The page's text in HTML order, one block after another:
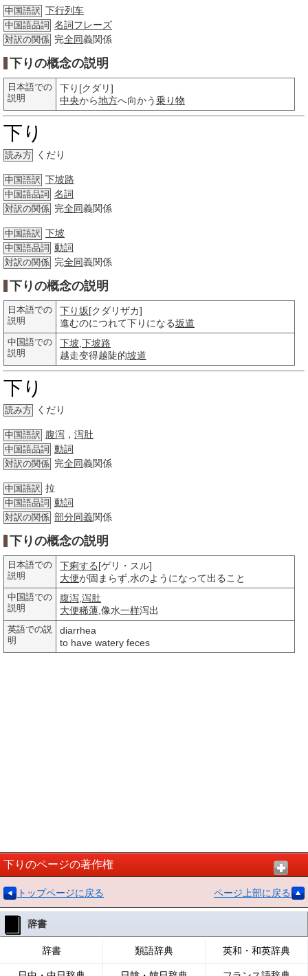
中国語訳 下行列车
中国語品詞 名詞フレーズ
対訳の関係 完全同義関係
下りの概念の説明
日本語での
説明
下り[クダリ]
中央から地方へ向かう乗り物
下り
読み方 くだり
中国語訳 下坡路
中国語品詞 名詞
対訳の関係 完全同義関係
中国語訳 下坡
中国語品詞 動詞
対訳の関係 完全同義関係
下りの概念の説明
日本語での
説明
下り坂[クダリザカ]
進むのにつれて下りになる坂道
中国語での
説明
下坡 下坡路
越走变得越陡的坡道
下り
読み方 くだり
中国語訳 腹泻 ， 泻肚
中国語品詞 動詞
対訳の関係 完全同義関係
中国語訳 拉
中国語品詞 動詞
対訳の関係 部分同義関係
下りの概念の説明
日本語での
説明
下痢する[ゲリ・スル]
大便が固まらず,水のようになって出ること
中国語での
説明
腹泻 泻肚
大便稀薄 ,像水一样泻出
英語での説
明
diarrhea
to have watery feces
下りのページの著作権
トップページに戻る ページ上部に戻る
辞書
辞書 類語辞典 英和・和英辞典